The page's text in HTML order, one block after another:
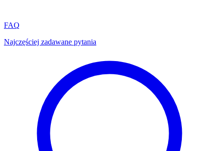
FAQ
Najczęściej zadawane pytania